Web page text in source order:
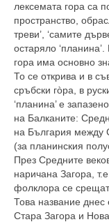
лексемата гора са
пространство,
треви’, ‘самите
остаряло
гора има основно
То се открива и в
сръбски гòра, в
‘планина’ е
на Балканите:
на България между
(за планинския
През Средните
наричана Загора,
фолклора се срещат
Това название днес
Стара Загора и